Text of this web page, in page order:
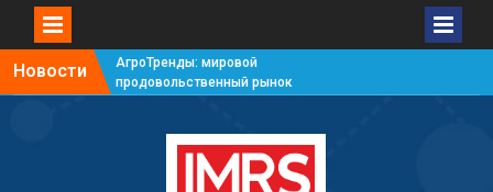
Новости
АгроТренды: мировой
продовольственный рынок
продовольственный рынок
АгроТренды: мировой